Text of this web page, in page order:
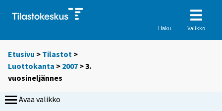
Haku Valikko
Etusivu > Tilastot >
Luottokanta > 2007 >3.
vuosineljännes
Avaa valikko